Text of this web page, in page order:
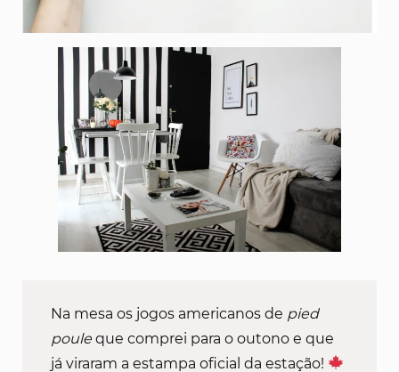
Na mesa os jogos americanos de pied
poule que comprei para o outono e que
já viraram a estampa oficial da estação!